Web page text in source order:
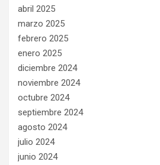
abril 2025
marzo 2025
febrero 2025
enero 2025
diciembre 2024
noviembre 2024
octubre 2024
septiembre 2024
agosto 2024
julio 2024
junio 2024